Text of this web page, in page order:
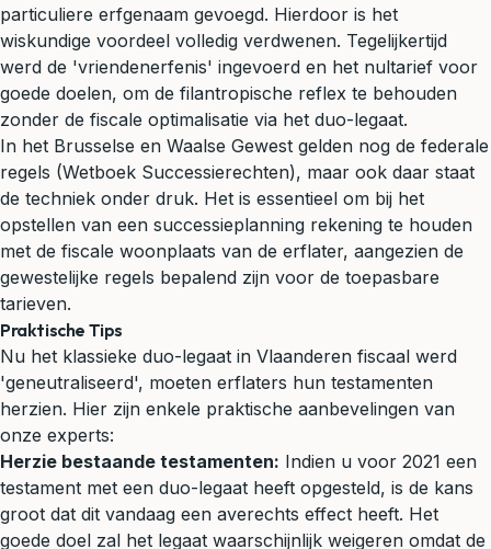
particuliere erfgenaam gevoegd. Hierdoor is het
wiskundige voordeel volledig verdwenen. Tegelijkertijd
werd de 'vriendenerfenis' ingevoerd en het nultarief voor
goede doelen, om de filantropische reflex te behouden
zonder de fiscale optimalisatie via het duo-legaat.
In het Brusselse en Waalse Gewest gelden nog de federale
regels (Wetboek Successierechten), maar ook daar staat
de techniek onder druk. Het is essentieel om bij het
opstellen van een successieplanning rekening te houden
met de fiscale woonplaats van de erflater, aangezien de
gewestelijke regels bepalend zijn voor de toepasbare
tarieven.
Praktische Tips
Nu het klassieke duo-legaat in Vlaanderen fiscaal werd
'geneutraliseerd', moeten erflaters hun testamenten
herzien. Hier zijn enkele praktische aanbevelingen van
onze experts:
Herzie bestaande testamenten: Indien u voor 2021 een
testament met een duo-legaat heeft opgesteld, is de kans
groot dat dit vandaag een averechts effect heeft. Het
goede doel zal het legaat waarschijnlijk weigeren omdat de